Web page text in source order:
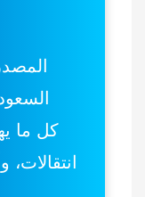
كل ما
انتقالات،